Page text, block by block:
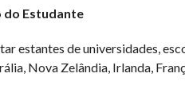
do Estudante
estantes de universidades,
Nova Zelândia, Irlanda,